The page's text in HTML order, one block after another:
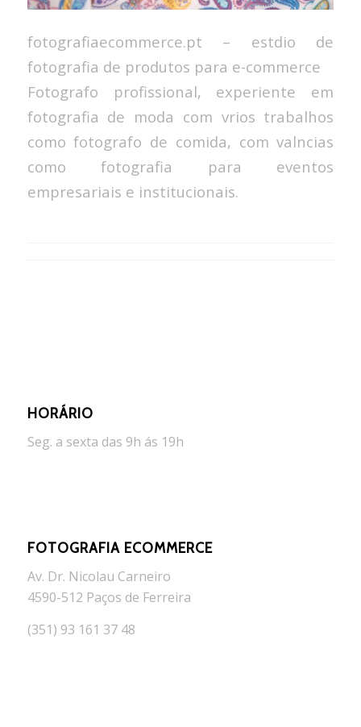
fotografiaecommerce.pt – estdio de
fotografia de produtos para e-commerce
Fotografo profissional, experiente em
fotografia de moda com vrios trabalhos
como fotografo de comida, com valncias
como fotografia para eventos
empresariais e institucionais.
HORÁRIO
Seg. a sexta das 9h ás 19h
FOTOGRAFIA ECOMMERCE
Av. Dr. Nicolau Carneiro
4590-512 Paços de Ferreira
(351) 93 161 37 48